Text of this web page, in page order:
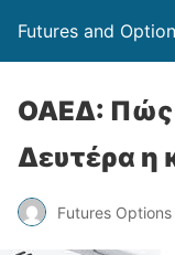
Futures and
ΟΑΕΔ: Πώς
Δευτέρα η
Futures Options